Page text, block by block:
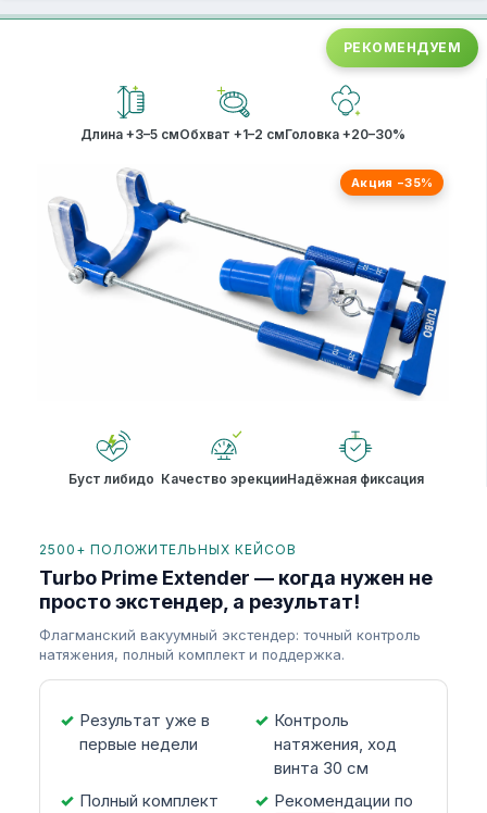
РЕКОМЕНДУЕМ
Длина +3–5 смОбхват +1–2 смГоловка +20–30%
Акция −35%
Буст либидо Качество эрекцииНадёжная фиксация
2500+ ПОЛОЖИТЕЛЬНЫХ КЕЙСОВ
Turbo Prime Extender — когда нужен не
просто экстендер, а результат!
Флагманский вакуумный экстендер: точный контроль
натяжения, полный комплект и поддержка.
Результат уже в
первые недели
Контроль
натяжения, ход
винта 30 см
Полный комплект
Рекомендации по